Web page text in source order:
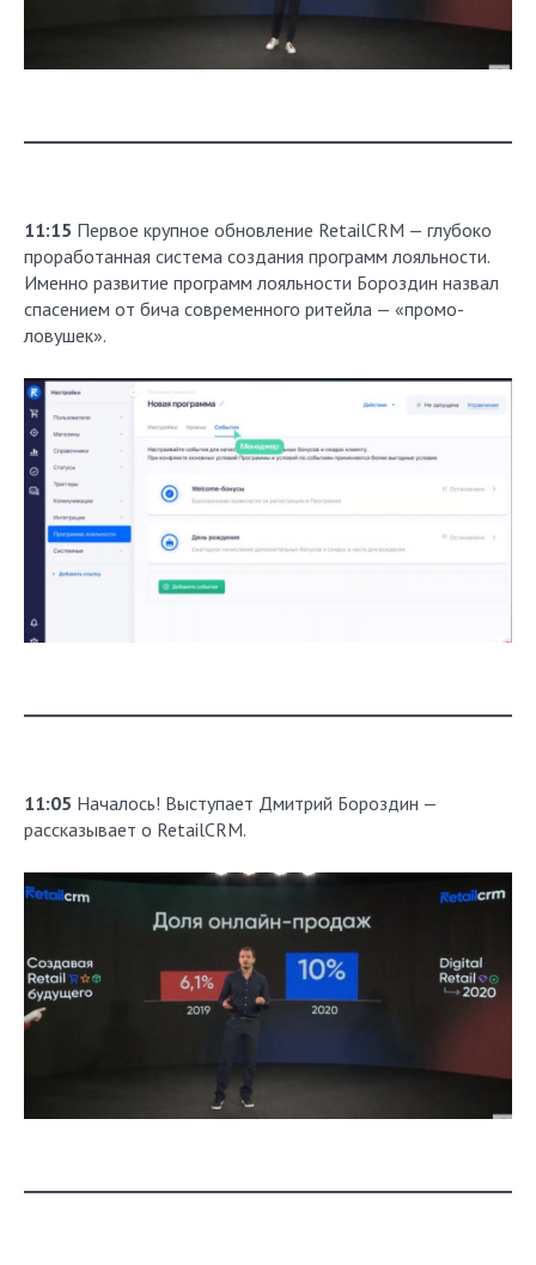
11:15 Первое крупное обновление RetailCRM — глубоко
проработанная система создания программ лояльности.
Именно развитие программ лояльности Бороздин назвал
спасением от бича современного ритейла — «промо-
ловушек».
11:05 Началось! Выступает Дмитрий Бороздин —
рассказывает о RetailCRM.